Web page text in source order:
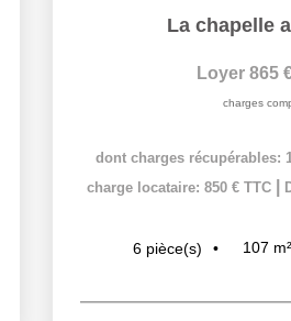
La chapelle
Loyer 865
charges
dont charges récupérables:
charge locataire: 850 € TTC
6 pièce(s) 107 m²